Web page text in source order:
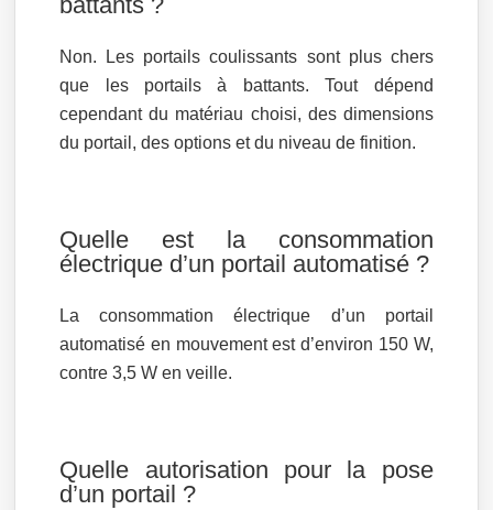
Non. Les portails coulissants sont plus chers
que les portails à battants. Tout dépend
cependant du matériau choisi, des dimensions
du portail, des options et du niveau de finition.
Quelle est la consommation
électrique d’un portail automatisé ?
La consommation électrique d’un portail
automatisé en mouvement est d’environ 150 W,
contre 3,5 W en veille.
Quelle autorisation pour la pose
d’un portail ?